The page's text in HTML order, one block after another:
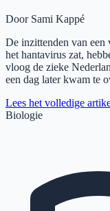
Door Sami Kappé
De inzittenden van
het hantavirus zat,
vloog de zieke
een dag later kwam te
Lees het volledige
Biologie